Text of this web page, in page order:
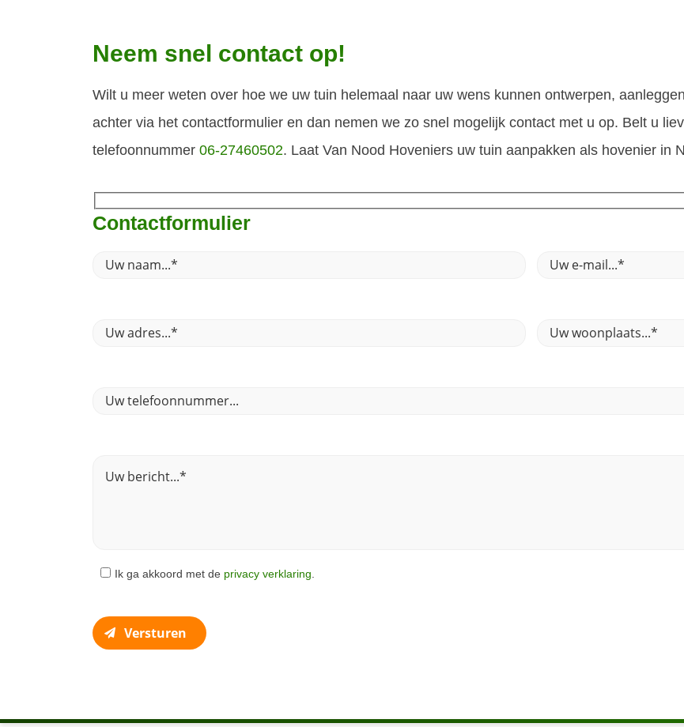
Neem snel contact op!
Wilt u meer weten over hoe we uw tuin helemaal naar uw wens kunnen ontwerpen,
achter via het contactformulier en dan nemen we zo snel mogelijk contact met u op. Belt u
telefoonnummer 06-27460502. Laat Van Nood Hoveniers uw tuin aanpakken als hovenier in
Contactformulier
Ik ga akkoord met de privacy verklaring
Versturen